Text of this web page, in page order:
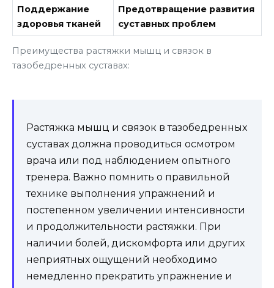
Преимущества растяжки мышц и связок в
тазобедренных суставах:
Поддержание
здоровья тканей
Предотвращение развития
суставных проблем
Растяжка мышц и связок в тазобедренных
суставах должна проводиться осмотром
врача или под наблюдением опытного
тренера. Важно помнить о правильной
технике выполнения упражнений и
постепенном увеличении интенсивности
и продолжительности растяжки. При
наличии болей, дискомфорта или других
неприятных ощущений необходимо
немедленно прекратить упражнение и